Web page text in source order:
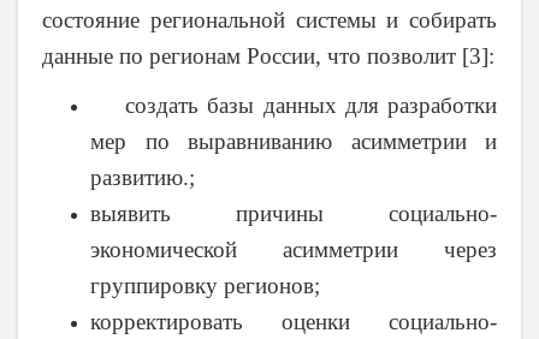
состояние региональной системы и собирать
данные по регионам России, что позволит [3]:
создать базы данных для разработки
мер по выравниванию асимметрии и
развитию.;
выявить причины социально-
экономической асимметрии через
группировку регионов;
корректировать оценки социально-